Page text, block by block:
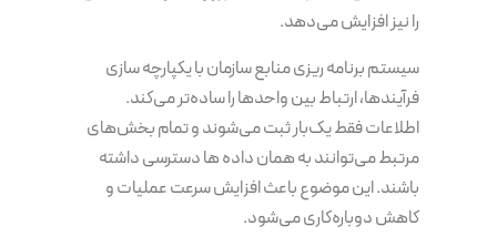
را نیز افزایش می‌دهد.
سیستم برنامه‌ ریزی منابع سازمان با یکپارچه سازی
فرآیندها، ارتباط بین واحدها را ساده‌تر می‌کند.
اطلاعات فقط یک‌بار ثبت می‌شوند و تمام بخش‌های
مرتبط می‌توانند به همان داده ها دسترسی داشته
باشند. این موضوع باعث افزایش سرعت عملیات و
کاهش دوباره‌کاری می‌شود.